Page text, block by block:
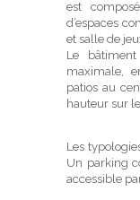
est
d’espaces
et salle de
Le
maximale,
patios au
hauteur sur
Les
Un parking
accessible